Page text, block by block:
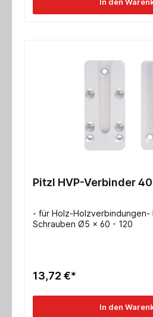
In den
Pitzl HVP-Verbinder
- für Holz-Holzverbindungen-
Schrauben Ø5 x 60 - 120
13,72 €*
In den